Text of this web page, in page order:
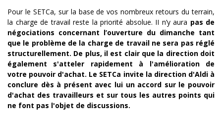
Pour le SETCa, sur la base de vos nombreux retours du terrain,
la charge de travail reste la priorité absolue. II n’y aura pas de
négociations concernant l’ouverture du dimanche tant
que le problème de la charge de travail ne sera pas réglé
structurellement. De plus, il est clair que la direction doit
également s'atteler rapidement à l'amélioration de
votre pouvoir d'achat. Le SETCa invite la direction d'Aldi à
conclure dès à présent avec lui un accord sur le pouvoir
d'achat des travailleurs et sur tous les autres points qui
ne font pas l'objet de discussions.